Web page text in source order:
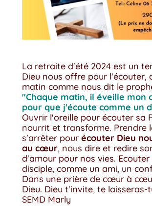
La retraite d'été 2024 est un
Dieu nous offre pour l'écouter,
matin comme nous dit le
"Chaque matin, il éveille mon
pour que j'écoute comme un
Ouvrir l'oreille pour écouter sa
nourrit et transforme. Prendre
s'arrêter pour écouter Dieu
au cœur, nous dire et redire
d'amour pour nos vies. Ecouter
disciple, comme un ami, un
Dans une prière de cœur à
Dieu. Dieu t'invite, te laisseras-
SEMD Marly